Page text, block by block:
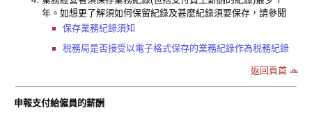
年。如想更了解須如何保留紀錄及甚麼紀錄須要保存，請參閱
保存業務紀錄須知
税務局是否接受以電子格式保存的業務紀錄作為税務紀錄
返回頁首
申報支付給僱員的薪酬